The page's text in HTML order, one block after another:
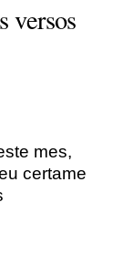
versos
mes,
certame